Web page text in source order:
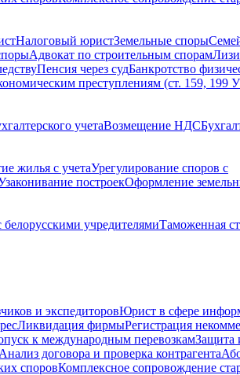
Налоговый юристЗемельные споры
Адвокат по строительным спорам
Пенсия через судБанкротство
преступлениям (ст. 159, 199
учетаВозмещение НДС
жилья с учетаУрегулирование споров с
построекОформление
учредителямиТаможенная
и экспедиторовЮрист в сфере
Ликвидация фирмыРегистрация
к международным перевозкамЗащита
Анализ договора и проверка контрагента
споровКомплексное сопровождение